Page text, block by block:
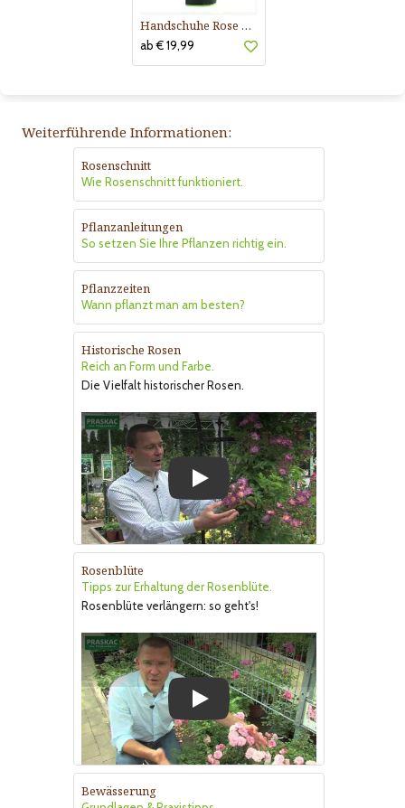
Handschuhe Rose Buisson
ab € 19,99
Weiterführende Informationen:
Rosenschnitt
Wie Rosenschnitt funktioniert.
Pflanzanleitungen
So setzen Sie Ihre Pflanzen richtig ein.
Pflanzzeiten
Wann pflanzt man am besten?
Historische Rosen
Reich an Form und Farbe.
Die Vielfalt historischer Rosen.
Rosenblüte
Tipps zur Erhaltung der Rosenblüte.
Rosenblüte verlängern: so geht's!
Bewässerung